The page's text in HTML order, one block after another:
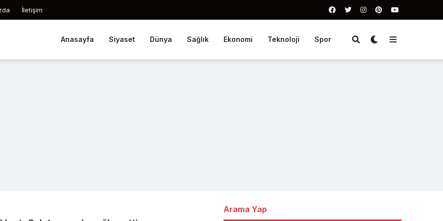
İletişim
Anasayfa Siyaset Dünya Sağlık Ekonomi Teknoloji Spor
Arama Yap